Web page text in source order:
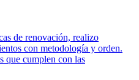
de renovación, realizo
con metodología y orden.
que cumplen con las